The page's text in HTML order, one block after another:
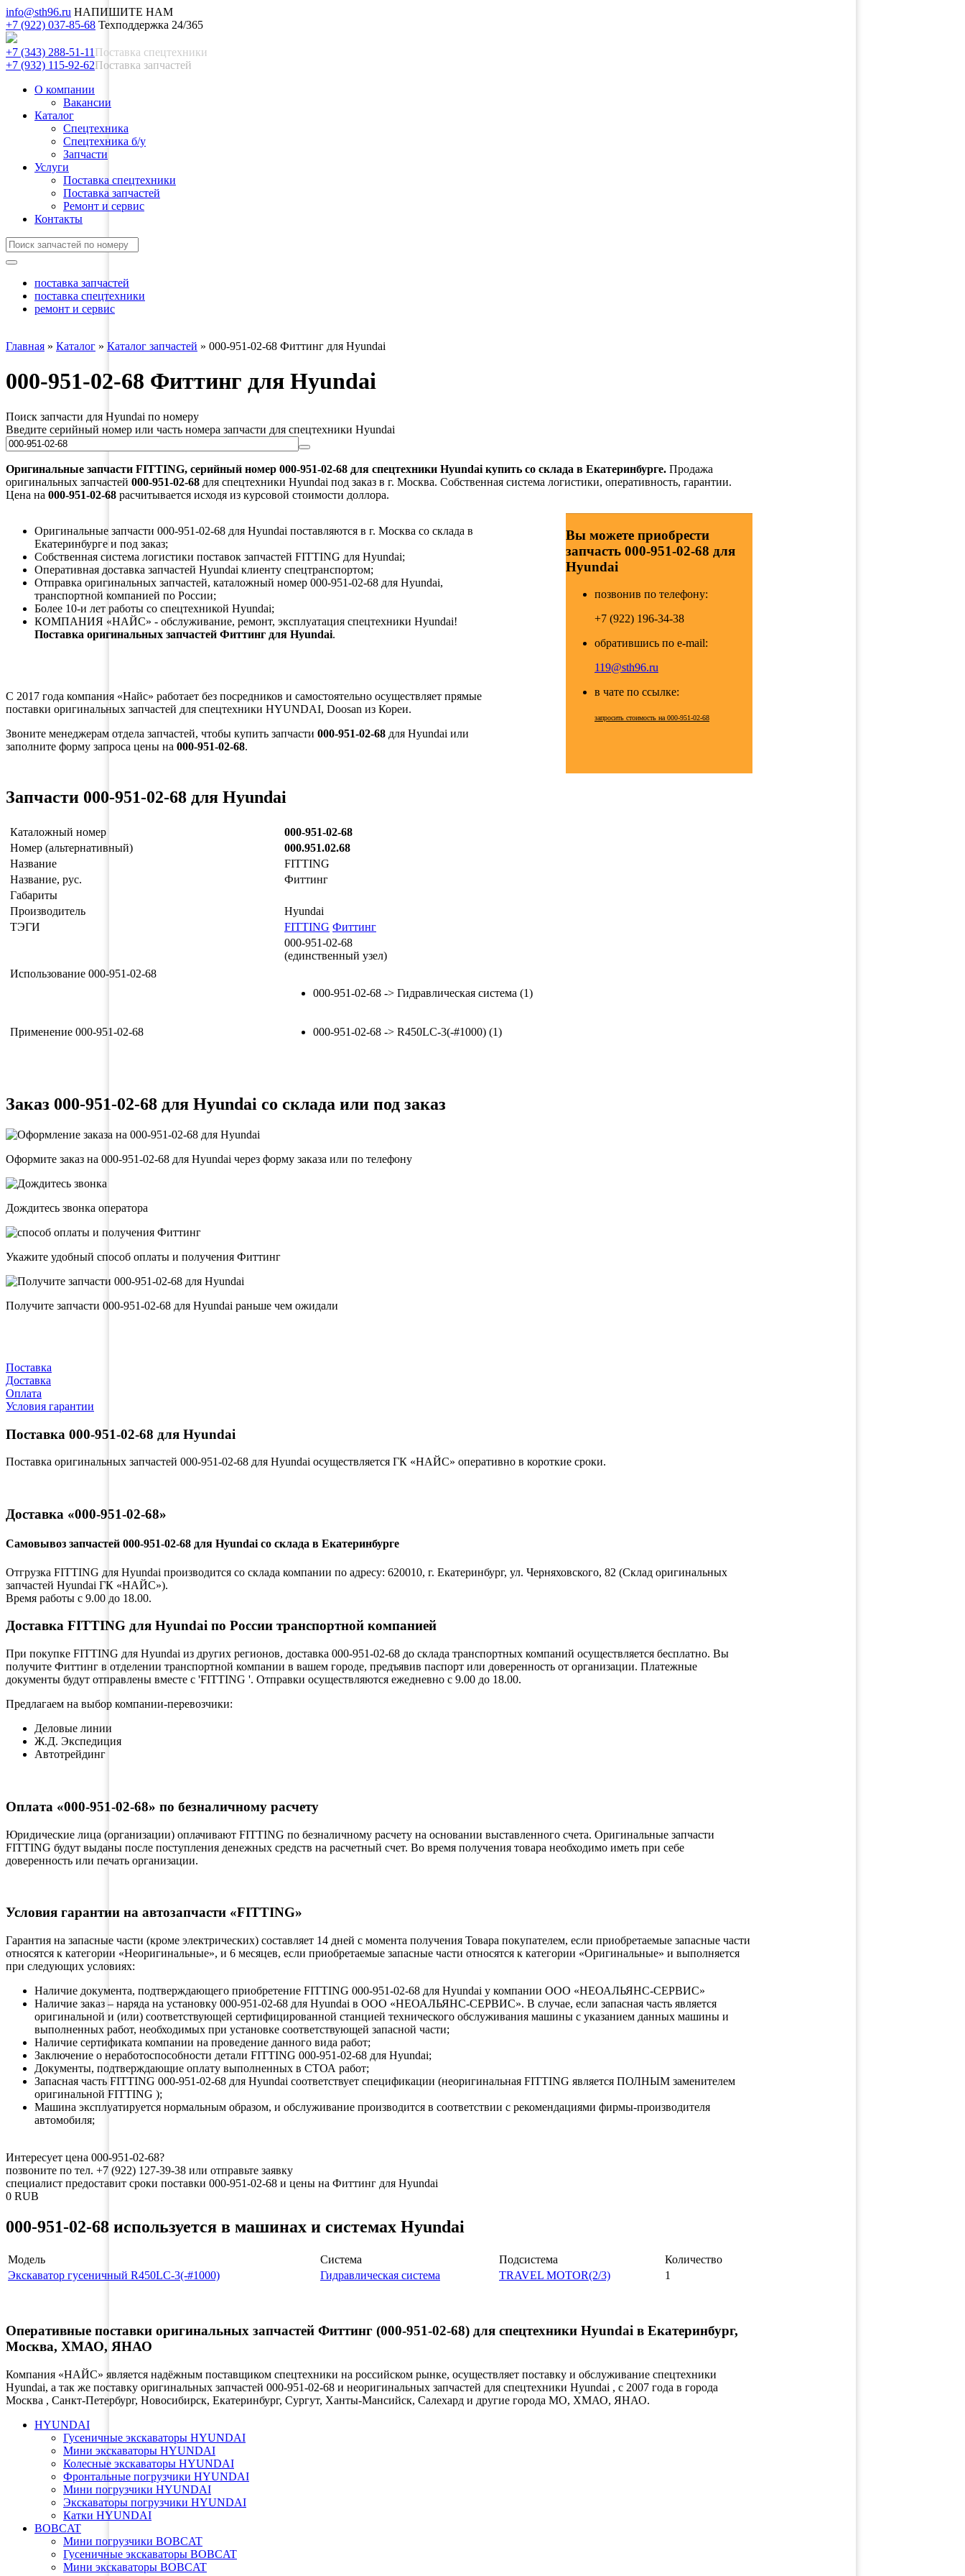
info@sth96.ru НАПИШИТЕ НАМ
+7 (922) 037-85-68 Техподдержка 24/365
+7 (343) 288-51-11 Поставка спецтехники
+7 (932) 115-92-62Поставка запчастей
О компании
Вакансии
Каталог
Спецтехника
Спецтехника б/у
Запчасти
Услуги
Поставка спецтехники
Поставка запчастей
Ремонт и сервис
Контакты
поставка запчастей
поставка спецтехники
ремонт и сервис
Главная » Каталог » Каталог запчастей » 000-951-02-68 Фиттинг для Hyundai
000-951-02-68 Фиттинг для Hyundai
Поиск запчасти для Hyundai по номеру
Введите серийный номер или часть номера запчасти для спецтехники Hyundai
Оригинальные запчасти FITTING, серийный номер 000-951-02-68 для спецтехники Hyundai купить со склада в Екатеринбурге. Продажа
оригинальных запчастей 000-951-02-68 для спецтехники Hyundai под заказ в г. Москва. Собственная система логистики, оперативность, гарантии.
Цена на 000-951-02-68 расчитывается исходя из курсовой стоимости доллора.
Оригинальные запчасти 000-951-02-68 для Hyundai поставляются в г. Москва со склада в
Екатеринбурге и под заказ;
Собственная система логистики поставок запчастей FITTING для Hyundai;
Оперативная доставка запчастей Hyundai клиенту спецтранспортом;
Отправка оригинальных запчастей, каталожный номер 000-951-02-68 для Hyundai,
транспортной компанией по России;
Более 10-и лет работы со спецтехникой Hyundai;
КОМПАНИЯ «НАЙС» - обслуживание, ремонт, эксплуатация спецтехники Hyundai!
Поставка оригинальных запчастей Фиттинг для Hyundai.
С 2017 года компания «Найс» работает без посредников и самостоятельно осуществляет прямые
поставки оригинальных запчастей для спецтехники HYUNDAI, Doosan из Кореи.
Звоните менеджерам отдела запчастей, чтобы купить запчасти 000-951-02-68 для Hyundai или
заполните форму запроса цены на 000-951-02-68.
Вы можете приобрести
запчасть 000-951-02-68 для
Hyundai
позвонив по телефону:
+7 (922) 196-34-38
обратившись по e-mail:
119@sth96.ru
в чате по ссылке:
запросить стоимость на 000-951-02-68
Запчасти 000-951-02-68 для Hyundai
Каталожный номер
000-951-02-68
Номер (альтернативный)
000.951.02.68
Название
FITTING
Название, рус.
Фиттинг
Габариты
Производитель
Hyundai
ТЭГИ
FITTING Фиттинг
Использование 000-951-02-68
000-951-02-68
(единственный узел)
000-951-02-68 -> Гидравлическая система (1)
Применение 000-951-02-68 000-951-02-68 -> R450LC-3(-#1000) (1)
Заказ 000-951-02-68 для Hyundai со склада или под заказ
Оформите заказ на 000-951-02-68 для Hyundai через форму заказа или по телефону
Дождитесь звонка оператора
Укажите удобный способ оплаты и получения Фиттинг
Получите запчасти 000-951-02-68 для Hyundai раньше чем ожидали
Поставка
Доставка
Оплата
Условия гарантии
Поставка 000-951-02-68 для Hyundai
Поставка оригинальных запчастей 000-951-02-68 для Hyundai осуществляется ГК «НАЙС» оперативно в короткие сроки.
Доставка «000-951-02-68»
Самовывоз запчастей 000-951-02-68 для Hyundai со склада в Екатеринбурге
Отгрузка FITTING для Hyundai производится со склада компании по адресу: 620010, г. Екатеринбург, ул. Черняховского, 82 (Склад оригинальных
запчастей Hyundai ГК «НАЙС»).
Время работы с 9.00 до 18.00.
Доставка FITTING для Hyundai по России транспортной компанией
При покупке FITTING для Hyundai из других регионов, доставка 000-951-02-68 до склада транспортных компаний осуществляется бесплатно. Вы
получите Фиттинг в отделении транспортной компании в вашем городе, предъявив паспорт или доверенность от организации. Платежные
документы будут отправлены вместе с 'FITTING '. Отправки осуществляются ежедневно с 9.00 до 18.00.
Предлагаем на выбор компании-перевозчики:
Деловые линии
Ж.Д. Экспедиция
Автотрейдинг
Оплата «000-951-02-68» по безналичному расчету
Юридические лица (организации) оплачивают FITTING по безналичному расчету на основании выставленного счета. Оригинальные запчасти
FITTING будут выданы после поступления денежных средств на расчетный счет. Во время получения товара необходимо иметь при себе
доверенность или печать организации.
Условия гарантии на автозапчасти «FITTING»
Гарантия на запасные части (кроме электрических) составляет 14 дней с момента получения Товара покупателем, если приобретаемые запасные части
относятся к категории «Неоригинальные», и 6 месяцев, если приобретаемые запасные части относятся к категории «Оригинальные» и выполняется
при следующих условиях:
Наличие документа, подтверждающего приобретение FITTING 000-951-02-68 для Hyundai у компании ООО «НЕОАЛЬЯНС-СЕРВИС»
Наличие заказ – наряда на установку 000-951-02-68 для Hyundai в ООО «НЕОАЛЬЯНС-СЕРВИС». В случае, если запасная часть является
оригинальной и (или) соответствующей сертифицированной станцией технического обслуживания машины с указанием данных машины и
выполненных работ, необходимых при установке соответствующей запасной части;
Наличие сертификата компании на проведение данного вида работ;
Заключение о неработоспособности детали FITTING 000-951-02-68 для Hyundai;
Документы, подтверждающие оплату выполненных в СТОА работ;
Запасная часть FITTING 000-951-02-68 для Hyundai соответствует спецификации (неоригинальная FITTING является ПОЛНЫМ заменителем
оригинальной FITTING );
Машина эксплуатируется нормальным образом, и обслуживание производится в соответствии с рекомендациями фирмы-производителя
автомобиля;
Интересует цена 000-951-02-68?
позвоните по тел. +7 (922) 127-39-38 или отправьте заявку
специалист предоставит сроки поставки 000-951-02-68 и цены на Фиттинг для Hyundai
0 RUB
000-951-02-68 используется в машинах и системах Hyundai
Модель Система Подсистема
Количество
Экскаватор гусеничный R450LC-3(-#1000)
Гидравлическая система TRAVEL MOTOR(2/3) 1
Оперативные поставки оригинальных запчастей Фиттинг (000-951-02-68) для спецтехники Hyundai в Екатеринбург,
Москва, ХМАО, ЯНАО
Компания «НАЙС» является надёжным поставщиком спецтехники на российском рынке, осуществляет поставку и обслуживание спецтехники
Hyundai, а так же поставку оригинальных запчастей 000-951-02-68 и неоригинальных запчастей для спецтехники Hyundai , с 2007 года в города
Москва , Санкт-Петербург, Новосибирск, Екатеринбург, Сургут, Ханты-Мансийск, Салехард и другие города МО, ХМАО, ЯНАО.
HYUNDAI
Гусеничные экскаваторы HYUNDAI
Мини экскаваторы HYUNDAI
Колесные экскаваторы HYUNDAI
Фронтальные погрузчики HYUNDAI
Мини погрузчики HYUNDAI
Экскаваторы погрузчики HYUNDAI
Катки HYUNDAI
BOBCAT
Мини погрузчики BOBCAT
Гусеничные экскаваторы BOBCAT
Мини экскаваторы BOBCAT